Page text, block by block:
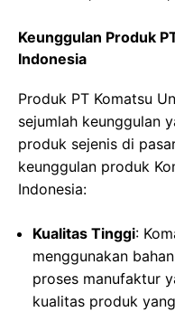
Keunggulan Produk
Indonesia
Produk PT Komatsu
sejumlah keunggulan
produk sejenis di
keunggulan produk
Indonesia:
Kualitas Tinggi:
menggunakan
proses manufaktur
kualitas produk